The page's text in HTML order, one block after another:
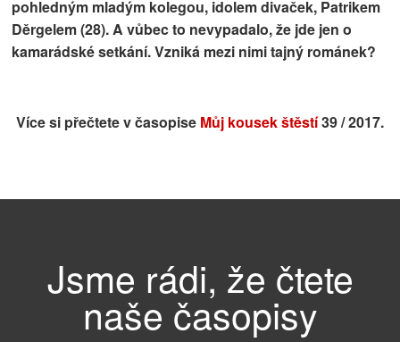
pohledným mladým kolegou, idolem divaček, Patrikem
Děrgelem (28). A vůbec to nevypadalo, že jde jen o
kamarádské setkání. Vzniká mezi nimi tajný románek?
Více si přečtete v časopise Můj kousek štěstí39 / 2017.
Jsme rádi, že čtete
naše časopisy